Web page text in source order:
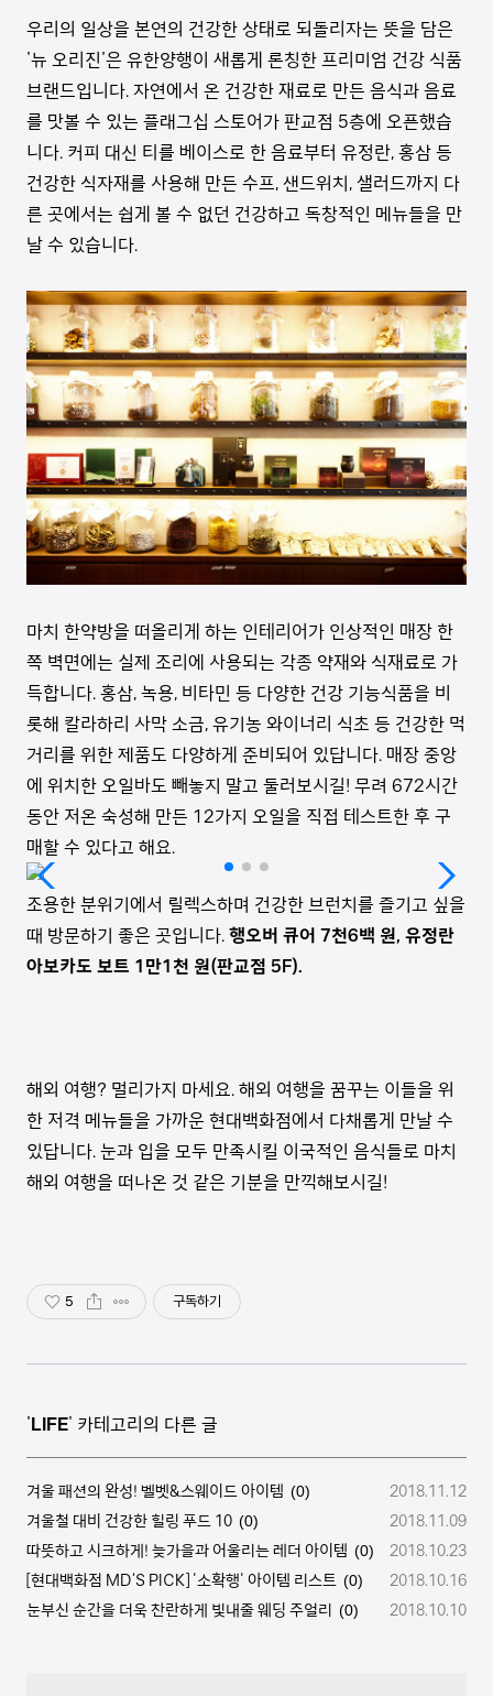
우리의 일상을 본연의 건강한 상태로 되돌리자는 뜻을 담은
'뉴 오리진'은 유한양행이 새롭게 론칭한 프리미엄 건강 식품
브랜드입니다. 자연에서 온 건강한 재료로 만든 음식과 음료
를 맛볼 수 있는 플래그십 스토어가 판교점 5층에 오픈했습
니다. 커피 대신 티를 베이스로 한 음료부터 유정란, 홍삼 등
건강한 식자재를 사용해 만든 수프, 샌드위치, 샐러드까지 다
른 곳에서는 쉽게 볼 수 없던 건강하고 독창적인 메뉴들을 만
날 수 있습니다.
마치 한약방을 떠올리게 하는 인테리어가 인상적인 매장 한
쪽 벽면에는 실제 조리에 사용되는 각종 약재와 식재료로 가
득합니다. 홍삼, 녹용, 비타민 등 다양한 건강 기능식품을 비
롯해 칼라하리 사막 소금, 유기농 와이너리 식초 등 건강한 먹
거리를 위한 제품도 다양하게 준비되어 있답니다. 매장 중앙
에 위치한 오일바도 빼놓지 말고 둘러보시길! 무려 672시간
동안 저온 숙성해 만든 12가지 오일을 직접 테스트한 후 구
매할 수 있다고 해요.
조용한 분위기에서 릴렉스하며 건강한 브런치를 즐기고 싶을
때 방문하기 좋은 곳입니다. 행오버 큐어 7천6백 원, 유정란
아보카도 보트 1만1천 원(판교점 5F).
해외 여행? 멀리가지 마세요. 해외 여행을 꿈꾸는 이들을 위
한 저격 메뉴들을 가까운 현대백화점에서 다채롭게 만날 수
있답니다. 눈과 입을 모두 만족시킬 이국적인 음식들로 마치
해외 여행을 떠나온 것 같은 기분을 만끽해보시길!
5 구독하기
'LIFE' 카테고리의 다른 글
겨울 패션의 완성! 벨벳&스웨이드 아이템 (0)
2018.11.12
겨울철 대비 건강한 힐링 푸드 10 (0)
2018.11.09
따뜻하고 시크하게! 늦가을과 어울리는 레더 아이템 (0)
2018.10.23
[현대백화점 MD’S PICK] '소확행' 아이템 리스트 (0)
2018.10.16
눈부신 순간을 더욱 찬란하게 빛내줄 웨딩 주얼리 (0) 2018.10.10